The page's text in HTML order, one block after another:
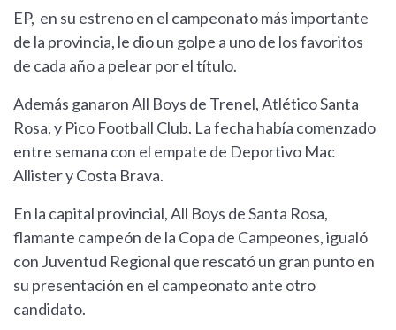
EP, en su estreno en el campeonato más importante
de la provincia, le dio un golpe a uno de los favoritos
de cada año a pelear por el título.
Además ganaron All Boys de Trenel, Atlético Santa
Rosa, y Pico Football Club. La fecha había comenzado
entre semana con el empate de Deportivo Mac
Allister y Costa Brava.
En la capital provincial, All Boys de Santa Rosa,
flamante campeón de la Copa de Campeones, igualó
con Juventud Regional que rescató un gran punto en
su presentación en el campeonato ante otro
candidato.